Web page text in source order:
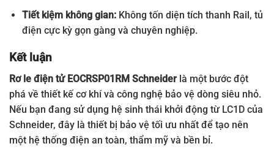
Tiết kiệm không gian:Không tốn diện tích thanh Rail, tủ
điện cực kỳ gọn gàng và chuyên nghiệp.
Kết luận
Rơ le điện tử EOCRSP01RM Schneider là một bước đột
phá về thiết kế cơ khí và công nghệ bảo vệ dòng siêu nhỏ.
Nếu bạn đang sử dụng hệ sinh thái khởi động từ LC1D của
Schneider, đây là thiết bị bảo vệ tối ưu nhất để tạo nên
một hệ thống điện an toàn, thẩm mỹ và bền bỉ.